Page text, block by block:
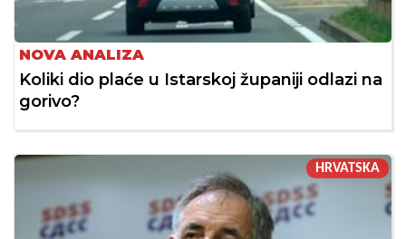
NOVA ANALIZA
Koliki dio plaće u Istarskoj županiji odlazi na
gorivo?
HRVATSKA